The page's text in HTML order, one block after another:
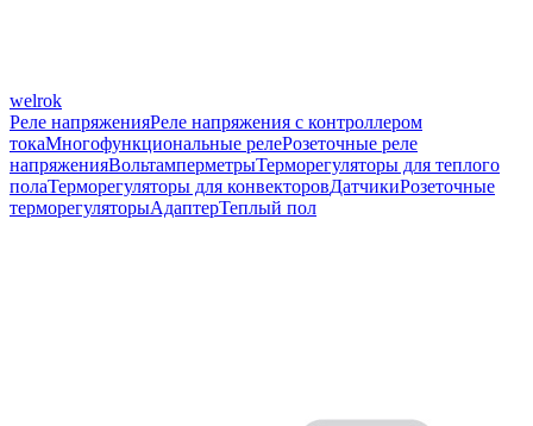
welrok
Реле напряженияРеле напряжения с контроллером
токаМногофункциональные релеРозеточные реле
напряженияВольтамперметрыТерморегуляторы для теплого
полаТерморегуляторы для конвекторовДатчикиРозеточные
терморегуляторыАдаптерТеплый пол